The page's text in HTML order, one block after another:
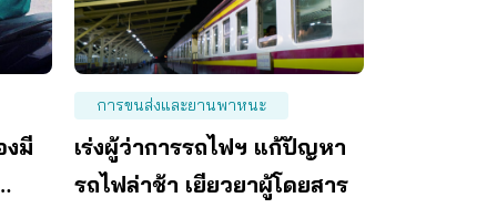
งมี
การขนส่งและยานพาหนะ
เร่งผู้ว่าการรถไฟฯ แก้ปัญหา
รถไฟล่าช้า เยียวยาผู้โดยสาร